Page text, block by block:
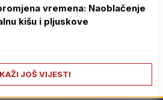
vremena: Naoblačenje
kišu i pljuskove
JOŠ VIJESTI